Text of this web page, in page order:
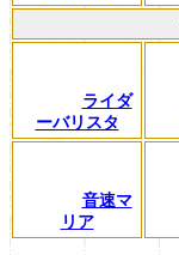
ライダ
ーバリスタ
音速マ
リア